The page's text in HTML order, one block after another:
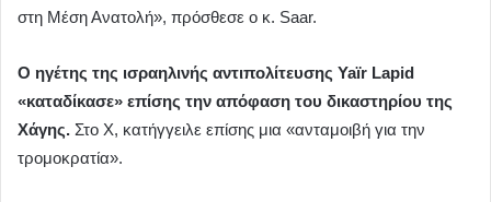
στη Μέση Ανατολή», πρόσθεσε ο κ. Saar.
Ο ηγέτης της ισραηλινής αντιπολίτευσης Yaïr Lapid
«καταδίκασε» επίσης την απόφαση του δικαστηρίου της
Χάγης. Στο Χ, κατήγγειλε επίσης μια «ανταμοιβή για την
τρομοκρατία».